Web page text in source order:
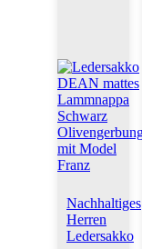
Nachhaltiges
Herren
Ledersakko